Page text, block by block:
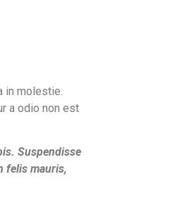
in molestie.
a odio non est
Suspendisse
felis mauris,